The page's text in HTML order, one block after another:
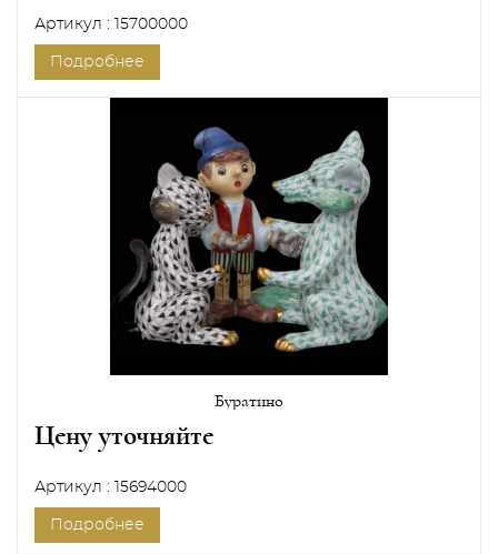
Артикул : 15700000
Подробнее
Буратино
Цену уточняйте
Артикул : 15694000
Подробнее